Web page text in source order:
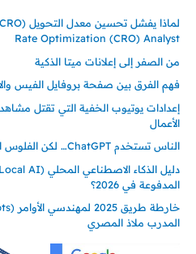
Rate Optimization (CRO) Analyst
من الصفر إلى إعلانات ميتا الذكية
فهم الفرق بين صفحة بروفايل الفيس
إعدادات يوتيوب الخفية التي تقتل
الأعمال
الناس تستخدم ChatGPT… لكن الفلوس الحقيقية في الـ API 🤯
المدفوعة في 2026؟
المدرب ملاذ المصري